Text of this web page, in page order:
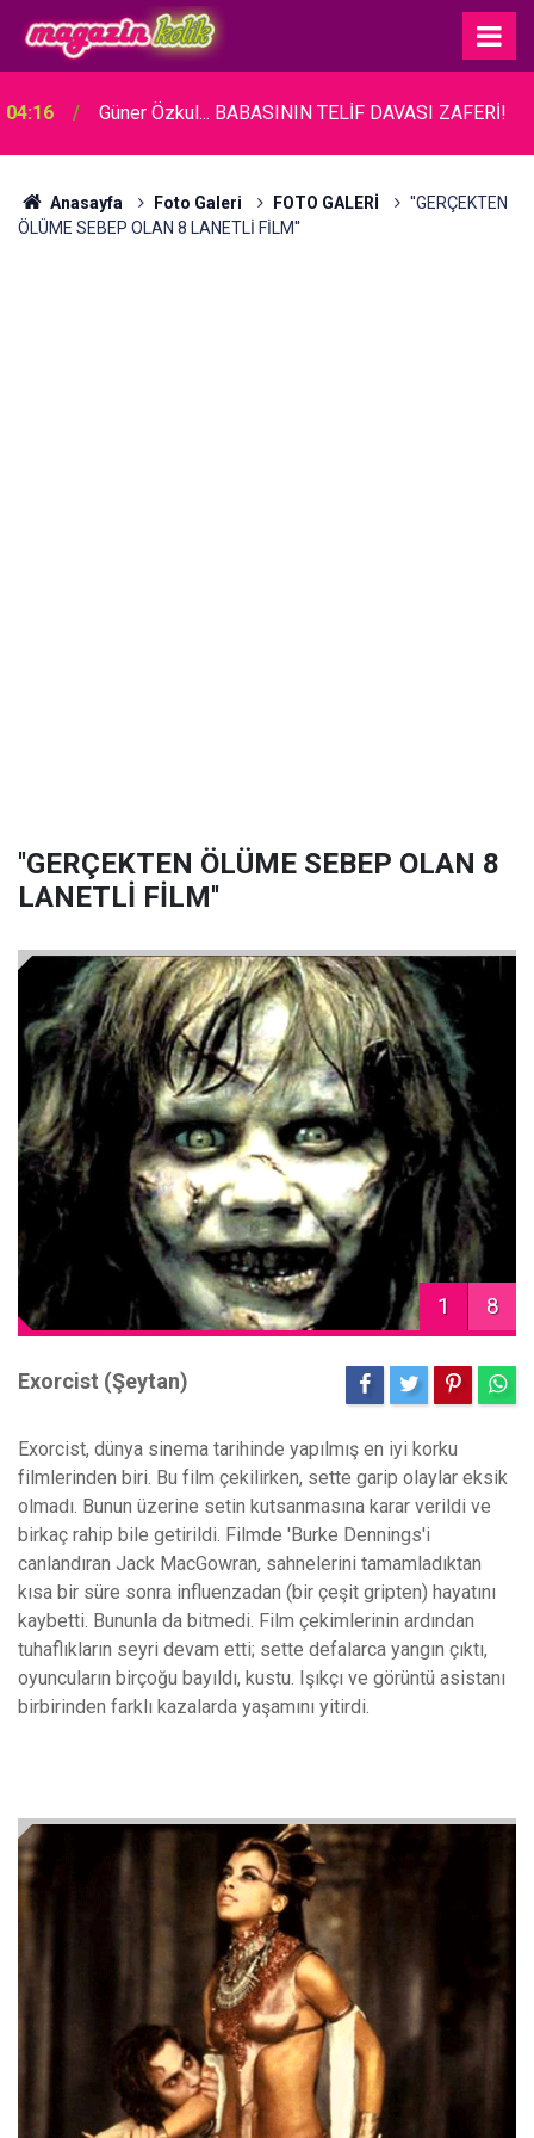
04:16 Güner Özkul... BABASININ TELİF DAVASI ZAFERİ!
Anasayfa Foto Galeri FOTO GALERİ
''GERÇEKTEN
ÖLÜME SEBEP OLAN 8 LANETLİ FİLM''
''GERÇEKTEN ÖLÜME SEBEP OLAN 8
LANETLİ FİLM''
1 8
Exorcist (Şeytan)
Exorcist, dünya sinema tarihinde yapılmış en iyi korku
filmlerinden biri. Bu film çekilirken, sette garip olaylar eksik
olmadı. Bunun üzerine setin kutsanmasına karar verildi ve
birkaç rahip bile getirildi. Filmde 'Burke Dennings'i
canlandıran Jack MacGowran, sahnelerini tamamladıktan
kısa bir süre sonra influenzadan (bir çeşit gripten) hayatını
kaybetti. Bununla da bitmedi. Film çekimlerinin ardından
tuhaflıkların seyri devam etti; sette defalarca yangın çıktı,
oyuncuların birçoğu bayıldı, kustu. Işıkçı ve görüntü asistanı
birbirinden farklı kazalarda yaşamını yitirdi.